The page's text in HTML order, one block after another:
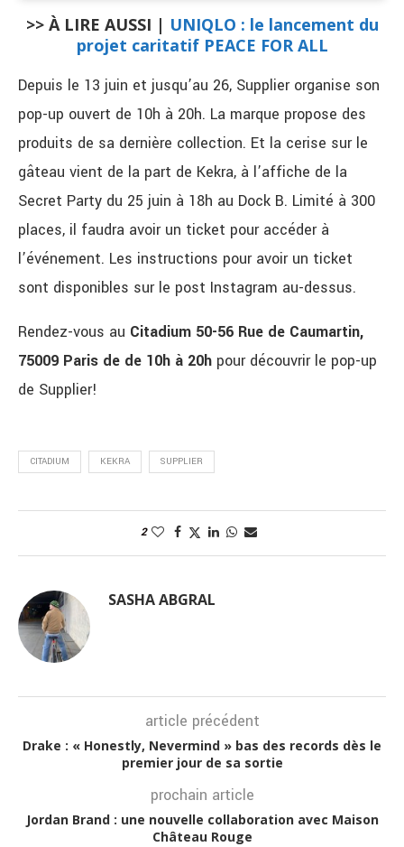
>> À LIRE AUSSI | UNIQLO : le lancement du
projet caritatif PEACE FOR ALL
Depuis le 13 juin et jusqu’au 26, Supplier organise son
pop-up ouvert de 10h à 20h. La marque propose des
produits de sa dernière collection. Et la cerise sur le
gâteau vient de la part de Kekra, à l’affiche de la
Secret Party du 25 juin à 18h au Dock B. Limité à 300
places, il faudra avoir un ticket pour accéder à
l’événement. Les instructions pour avoir un ticket
sont disponibles sur le post Instagram au-dessus.
Rendez-vous au Citadium 50-56 Rue de Caumartin,
75009 Paris de de 10h à 20h pour découvrir le pop-up
de Supplier!
CITADIUM KEKRA SUPPLIER
2
SASHA ABGRAL
article précédent
Drake : « Honestly, Nevermind » bas des records dès le
premier jour de sa sortie
prochain article
Jordan Brand : une nouvelle collaboration avec Maison
Château Rouge